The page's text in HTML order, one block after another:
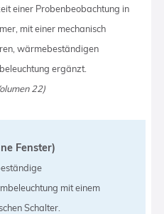
einer Probenbeobachtung in
mit einer mechanisch
wärmebeständigen
ergänzt.
22)
Fenster)
mit einem
Schalter.